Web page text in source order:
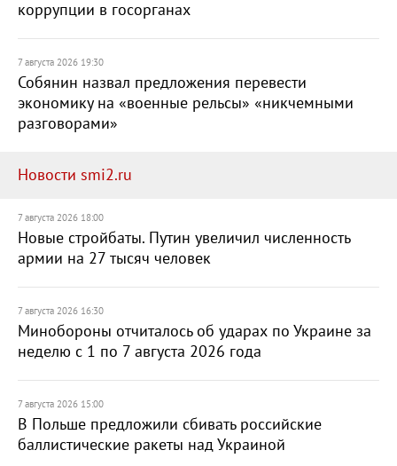
коррупции в госорганах
7 августа 2026 19:30
Собянин назвал предложения перевести
экономику на «военные рельсы» «никчемными
разговорами»
Новости smi2.ru
7 августа 2026 18:00
Новые стройбаты. Путин увеличил численность
армии на 27 тысяч человек
7 августа 2026 16:30
Минобороны отчиталось об ударах по Украине за
неделю с 1 по 7 августа 2026 года
7 августа 2026 15:00
В Польше предложили сбивать российские
баллистические ракеты над Украиной